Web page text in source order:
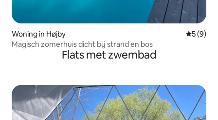
Woning in Højby
5 (9)
Magisch zomerhuis dicht bij strand en bos
Flats met zwembad